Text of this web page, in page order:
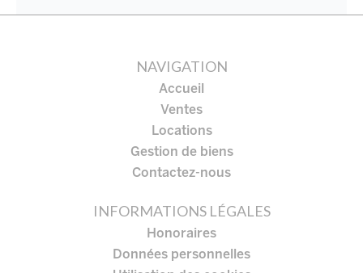
NAVIGATION
Accueil
Ventes
Locations
Gestion de biens
Contactez-nous
INFORMATIONS LÉGALES
Honoraires
Données personnelles